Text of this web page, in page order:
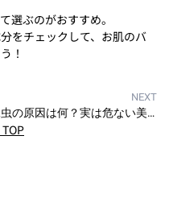
選ぶのがおすすめ。
をチェックして、お肌のバ
！
NEXT
水虫の原因は何？実は危ない美容に与える影響とは